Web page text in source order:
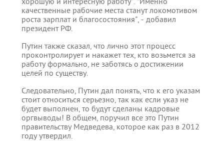
качественные рабочие места станут локомотивом
роста зарплат и благосостояния", - добавил
президент РФ.
Путин также сказал, что лично этот процесс
проконтролирует и накажет тех, кто возьмется за
работу формально, не заботясь о достижении
целей по существу.
Следовательно, Путин дал понять, что к его указам
стоит относиться серьезно, так как если указ не
будет выполнен, то будут сделаны кадровые
оргвыводы! В общем, поручил все это Путин
правительству Медведева, которое как раз в 2012
году утвердил.